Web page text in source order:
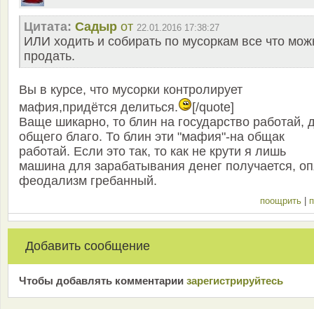
Цитата: Садыр от 22.01.2016 17:38:27
ИЛИ ходить и собирать по мусоркам все что
продать.
Вы в курсе, что мусорки контролирует
мафия,придётся делиться.
[/quote]
Ваще шикарно, то блин на государство работай,
общего благо. То блин эти "мафия"-на общак
работай. Если это так, то как не крути я лишь
машина для зарабатывания денег получается,
феодализм гребанный.
поощрить
Добавить сообщение
Чтобы добавлять комментарии зарeгиcтрирyйтeсь